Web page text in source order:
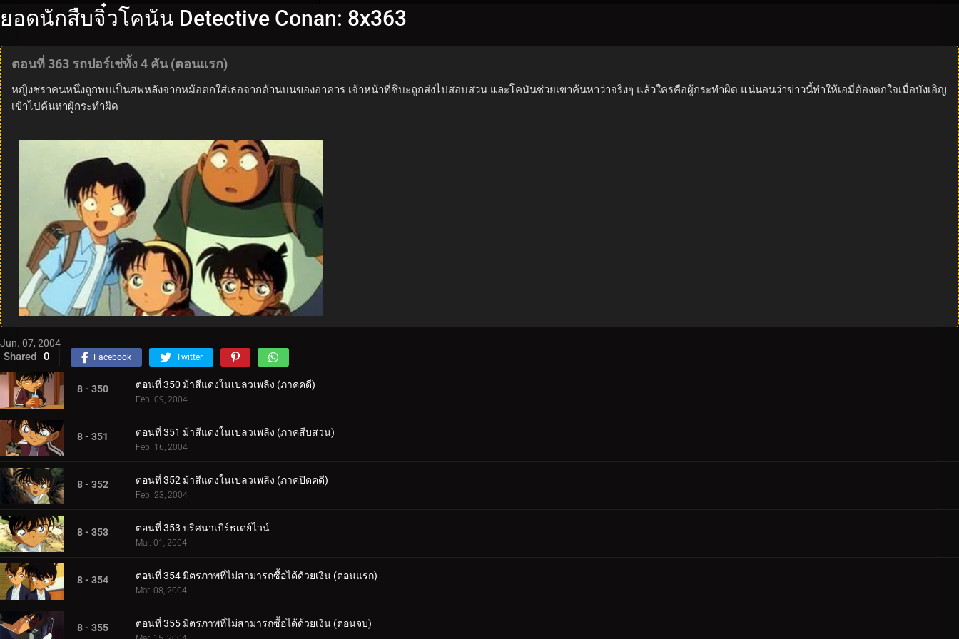
ยอดนักสืบจิ๋วโคนัน Detective Conan: 8x363
ตอนที่ 363 รถปอร์เช่ทั้ง 4 คัน (ตอนแรก)
หญิงชราคนหนึ่งถูกพบเป็นศพหลังจากหม้อตกใส่เธอจากด้านบนของอาคาร เจ้าหน้าที่ชิบะถูกส่งไปสอบสวน และโคนันช่วยเขาค้นหาว่าจริงๆ แล้วใครคือผู้กระทำผิด แน่นอนว่าข่าวนี้ทำให้เอมี่ต้องตกใจเมื่อบังเอิญ
เข้าไปค้นหาผู้กระทำผิด
Jun. 07, 2004
Shared 0 Facebook Twitter
8 - 350 ตอนที่ 350 ม้าสีแดงในเปลวเพลิง (ภาคคดี)
Feb. 09, 2004
8 - 351 ตอนที่ 351 ม้าสีแดงในเปลวเพลิง (ภาคสืบสวน)
Feb. 16, 2004
8 - 352 ตอนที่ 352 ม้าสีแดงในเปลวเพลิง (ภาคปิดคดี)
Feb. 23, 2004
8 - 353 ตอนที่ 353 ปริศนาเบิร์ธเดย์ไวน์
Mar. 01, 2004
8 - 354 ตอนที่ 354 มิตรภาพที่ไม่สามารถซื้อได้ด้วยเงิน (ตอนแรก)
Mar. 08, 2004
8 - 355 ตอนที่ 355 มิตรภาพที่ไม่สามารถซื้อได้ด้วยเงิน (ตอนจบ)